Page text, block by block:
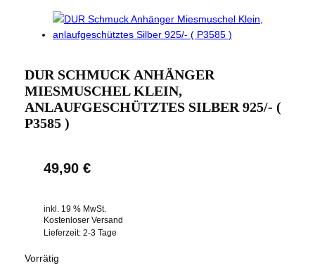
DUR SCHMUCK ANHÄNGER
MIESMUSCHEL KLEIN,
ANLAUFGESCHÜTZTES SILBER 925/- (
P3585 )
49,90 €
inkl. 19 % MwSt.
Kostenloser Versand
Lieferzeit: 2-3 Tage
Vorrätig